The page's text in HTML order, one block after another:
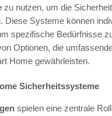
zu nutzen, um die
Diese Systeme können
spezifische Bedürfnisse
Optionen, die
Home gewährleisten.
Sicherheitssysteme
spielen eine zentrale